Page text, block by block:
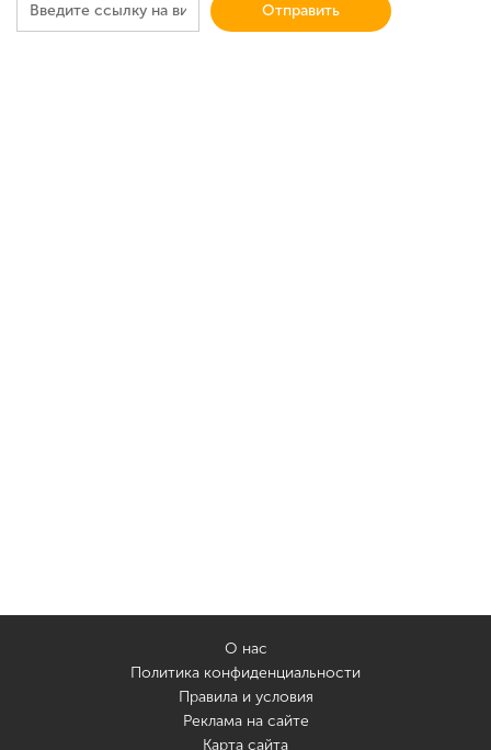
Отправить
О нас
Политика конфиденциальности
Правила и условия
Реклама на сайте
Карта сайта